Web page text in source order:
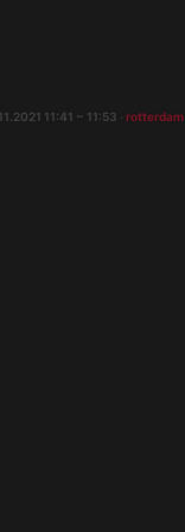
11:41 ~ 11:53 · rotterdam